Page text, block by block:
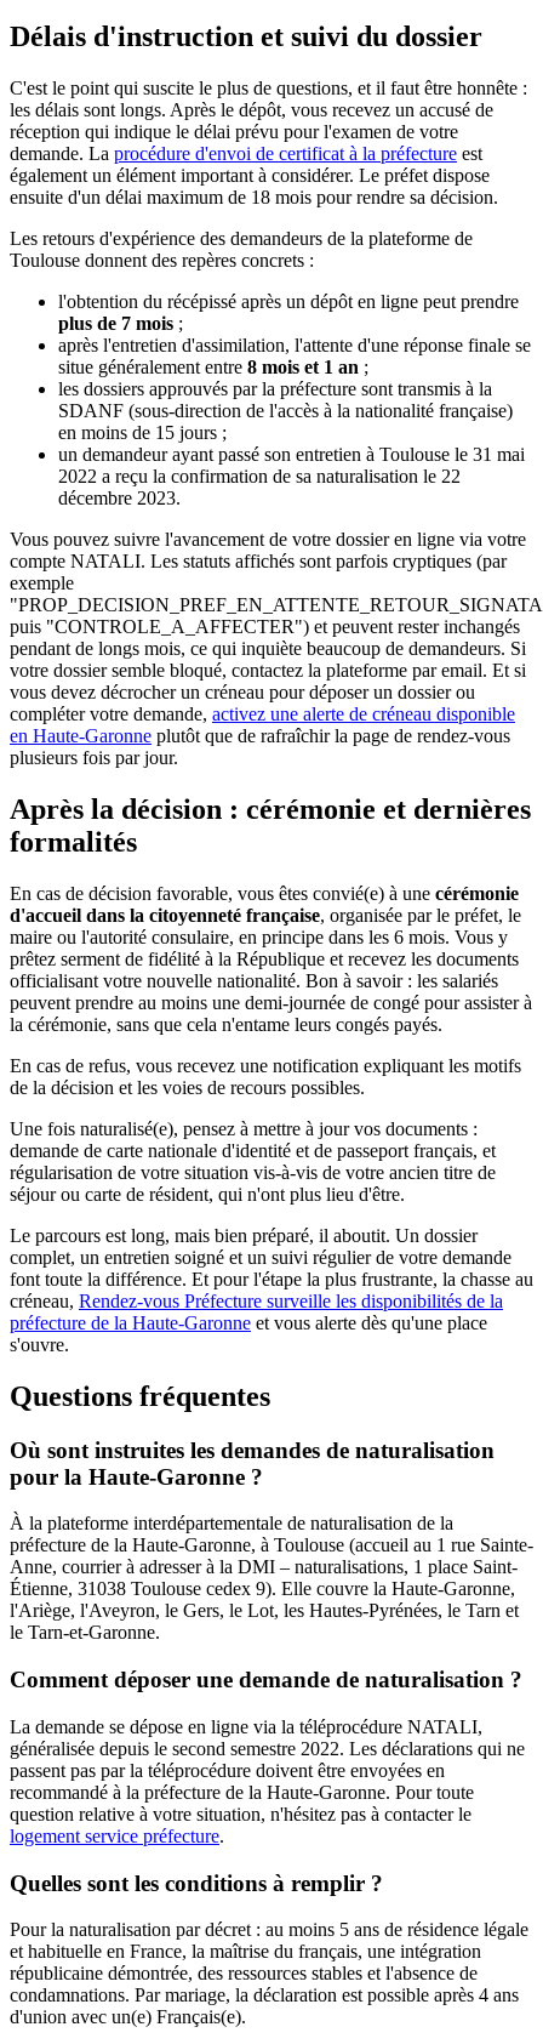
Délais d'instruction et suivi du dossier
C'est le point qui suscite le plus de questions, et il faut être honnête :
les délais sont longs. Après le dépôt, vous recevez un accusé de
réception qui indique le délai prévu pour l'examen de votre
demande. La procédure d'envoi de certificat à la préfecture est
également un élément important à considérer. Le préfet dispose
ensuite d'un délai maximum de 18 mois pour rendre sa décision.
Les retours d'expérience des demandeurs de la plateforme de
Toulouse donnent des repères concrets :
l'obtention du récépissé après un dépôt en ligne peut prendre
plus de 7 mois ;
après l'entretien d'assimilation, l'attente d'une réponse finale se
situe généralement entre 8 mois et 1 an ;
les dossiers approuvés par la préfecture sont transmis à la
SDANF (sous-direction de l'accès à la nationalité française)
en moins de 15 jours ;
un demandeur ayant passé son entretien à Toulouse le 31 mai
2022 a reçu la confirmation de sa naturalisation le 22
décembre 2023.
Vous pouvez suivre l'avancement de votre dossier en ligne via votre
compte NATALI. Les statuts affichés sont parfois cryptiques (par
exemple
puis "CONTROLE_A_AFFECTER") et peuvent rester inchangés
pendant de longs mois, ce qui inquiète beaucoup de demandeurs. Si
votre dossier semble bloqué, contactez la plateforme par email. Et si
vous devez décrocher un créneau pour déposer un dossier ou
compléter votre demande, activez une alerte de créneau disponible
en Haute-Garonne plutôt que de rafraîchir la page de rendez-vous
plusieurs fois par jour.
Après la décision : cérémonie et dernières
formalités
En cas de décision favorable, vous êtes convié(e) à une cérémonie
d'accueil dans la citoyenneté française, organisée par le préfet, le
maire ou l'autorité consulaire, en principe dans les 6 mois. Vous y
prêtez serment de fidélité à la République et recevez les documents
officialisant votre nouvelle nationalité. Bon à savoir : les salariés
peuvent prendre au moins une demi-journée de congé pour assister à
la cérémonie, sans que cela n'entame leurs congés payés.
En cas de refus, vous recevez une notification expliquant les motifs
de la décision et les voies de recours possibles.
Une fois naturalisé(e), pensez à mettre à jour vos documents :
demande de carte nationale d'identité et de passeport français, et
régularisation de votre situation vis-à-vis de votre ancien titre de
séjour ou carte de résident, qui n'ont plus lieu d'être.
Le parcours est long, mais bien préparé, il aboutit. Un dossier
complet, un entretien soigné et un suivi régulier de votre demande
font toute la différence. Et pour l'étape la plus frustrante, la chasse au
créneau, Rendez-vous Préfecture surveille les disponibilités de la
préfecture de la Haute-Garonne et vous alerte dès qu'une place
s'ouvre.
Questions fréquentes
Où sont instruites les demandes de naturalisation
pour la Haute-Garonne ?
À la plateforme interdépartementale de naturalisation de la
préfecture de la Haute-Garonne, à Toulouse (accueil au 1 rue Sainte-
Anne, courrier à adresser à la DMI – naturalisations, 1 place Saint-
Étienne, 31038 Toulouse cedex 9). Elle couvre la Haute-Garonne,
l'Ariège, l'Aveyron, le Gers, le Lot, les Hautes-Pyrénées, le Tarn et
le Tarn-et-Garonne.
Comment déposer une demande de naturalisation ?
La demande se dépose en ligne via la téléprocédure NATALI,
généralisée depuis le second semestre 2022. Les déclarations qui ne
passent pas par la téléprocédure doivent être envoyées en
recommandé à la préfecture de la Haute-Garonne. Pour toute
question relative à votre situation, n'hésitez pas à contacter le
logement service préfecture.
Quelles sont les conditions à remplir ?
Pour la naturalisation par décret : au moins 5 ans de résidence légale
et habituelle en France, la maîtrise du français, une intégration
républicaine démontrée, des ressources stables et l'absence de
condamnations. Par mariage, la déclaration est possible après 4 ans
d'union avec un(e) Français(e).